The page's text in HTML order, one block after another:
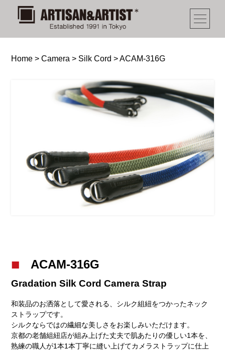
Home >Camera > Silk Cord >ACAM-316G
ACAM-316G
Gradation Silk Cord Camera Strap
和装品のお洒落として愛される、シルク組紐をつかったネック
ストラップです。
シルクならではの繊細な美しさをお楽しみいただけます。
京都の老舗組紐店が組み上げた丈夫で肌あたりの優しい1本を、
熟練の職人が1本1本丁寧に縫い上げてカメラストラップに仕上